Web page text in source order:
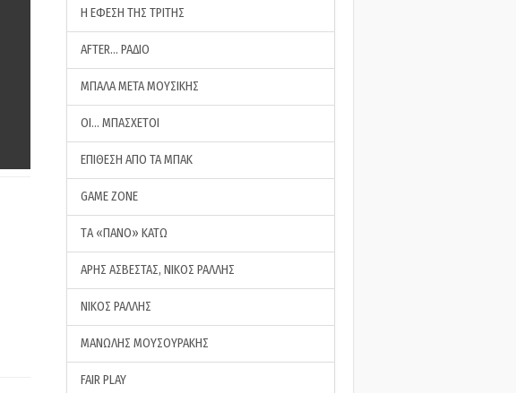
Η ΕΦΕΣΗ ΤΗΣ ΤΡΙΤΗΣ
AFTER… ΡΑΔΙΟ
ΜΠΑΛΑ ΜΕΤΑ ΜΟΥΣΙΚΗΣ
ΟΙ… ΜΠΑΣΧΕΤΟΙ
ΕΠΙΘΕΣΗ ΑΠΟ ΤΑ ΜΠΑΚ
GAME ZONE
ΤA «ΠΑΝΟ» ΚΑΤΩ
ΑΡΗΣ ΑΣΒΕΣΤΑΣ, ΝΙΚΟΣ ΡΑΛΛΗΣ
ΝΙΚΟΣ ΡΑΛΛΗΣ
ΜΑΝΩΛΗΣ ΜΟΥΣΟΥΡΑΚΗΣ
FAIR PLAY